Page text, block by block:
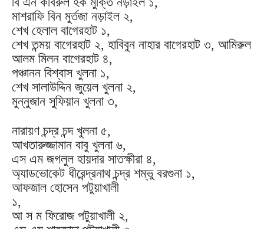
মাশরাফি বিন মুর্তজা নড়াইল ২,
শেখ হেলাল বাগেরহাট ১,
শেখ তন্ময় বাগেরহাট ২, হাবিবুন নাহার বাগেরহাট ৩, আমিরুল
আলম মিলন বাগেরহাট ৪,
পঞ্চানন বিশ্বাস খুলনা ১,
শেখ সালাউদ্দিন জুয়েল খুলনা ২,
মুন্নুজান সুফিয়ান খুলনা ৩,
নারায়ণ চন্দ্র চন্দ খুলনা ৫,
আখতারুজ্জামান বাবু খুলনা ৬,
এস এম জগলুল হায়দার সাতক্ষীরা ৪,
অ্যাডভোকেট ধীরেন্দ্রনাথ চন্দ্র শম্ভু বরগুনা ১,
আফজাল হোসেন পটুয়াখালী
১,
আ স ম ফিরোজ পটুয়াখালী ২,